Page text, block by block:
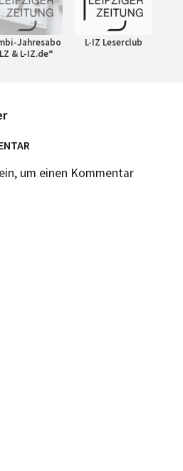
Jahresabo
& L-IZ.de“
L-IZ Leserclub
um einen Kommentar